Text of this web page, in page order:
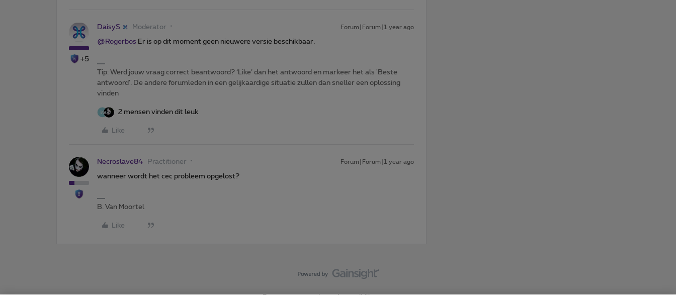
+5
DaisyS Moderator Forum|Forum|1 year ago
@Rogerbos Er is op dit moment geen nieuwere versie beschikbaar.
Tip: Werd jouw vraag correct beantwoord? ‘Like’ dan het antwoord en markeer het als 'Beste
antwoord'. De andere forumleden in een gelijkaardige situatie zullen dan sneller een oplossing
vinden
2 mensen vinden dit leuk
Like
Necroslave84 Practitioner Forum|Forum|1 year ago
wanneer wordt het cec probleem opgelost?
B. Van Moortel
Like
Forumvoorwaarden Accessibility statement